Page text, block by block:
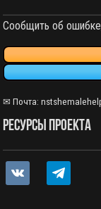
Сообщить об
✉ Почта:
РЕСУРСЫ ПРОЕКТА
vkontakte telegram